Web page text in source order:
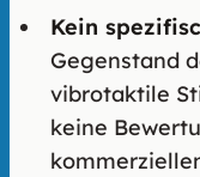
Kein
Gegenstand
vibrotaktile
keine